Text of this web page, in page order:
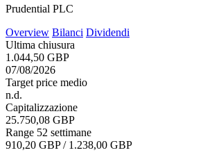
Prudential PLC
Overview Bilanci Dividendi
Ultima chiusura
1.044,50 GBP
07/08/2026
Target price medio
n.d.
Capitalizzazione
25.750,08 GBP
Range 52 settimane
910,20 GBP / 1.238,00 GBP